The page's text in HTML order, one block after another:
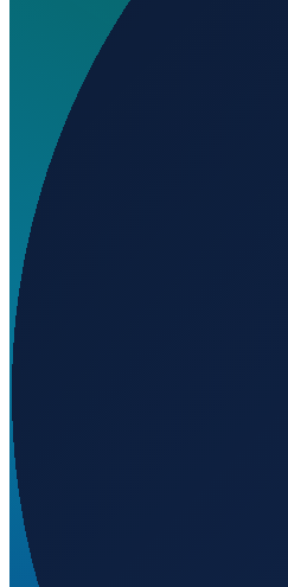
Heliport?
Wird geladen...